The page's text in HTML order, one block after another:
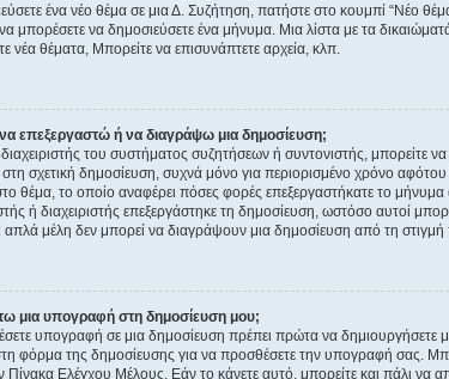
ένα νέο θέμα σε μια Δ. Συζήτηση, πατήστε στο κουμπί “Νέο
μπορέσετε να δημοσιεύσετε ένα μήνυμα. Μια λίστα με τα
νέα θέματα, Μπορείτε να επισυνάπτετε αρχεία, κλπ.
επεξεργαστώ ή να διαγράψω μια δημοσίευση;
διαχειριστής του συστήματος συζητήσεων ή συντονιστής, μπορείτε
στη σχετική δημοσίευση, συχνά μόνο για περιορισμένο χρόνο
θέμα, το οποίο αναφέρει πόσες φορές επεξεργαστήκατε το
ή διαχειριστής επεξεργάστηκε τη δημοσίευση, ωστόσο αυτοί
απλά μέλη δεν μπορεί να διαγράψουν μια δημοσίευση από τη στιγμή
μια υπογραφή στη δημοσίευση μου;
υπογραφή σε μια δημοσίευση πρέπει πρώτα να δημιουργήσετε
φόρμα της δημοσίευσης για να προσθέσετε την υπογραφή σας.
Πίνακα Ελέγχου Μέλους. Εάν το κάνετε αυτό, μπορείτε και πάλι να